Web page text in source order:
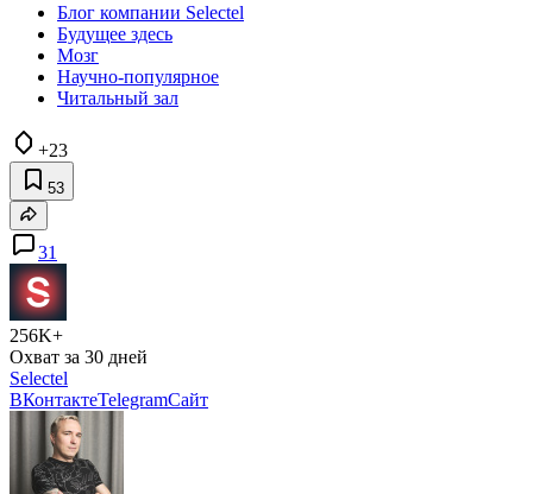
Блог компании Selectel
Будущее здесь
Мозг
Научно-популярное
Читальный зал
+23
53
31
256K+
Охват за 30 дней
Selectel
ВКонтактеTelegramСайт